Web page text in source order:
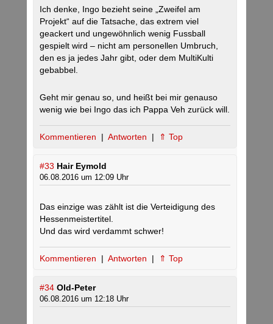
Ich denke, Ingo bezieht seine „Zweifel am
Projekt“ auf die Tatsache, das extrem viel
geackert und ungewöhnlich wenig Fussball
gespielt wird – nicht am personellen Umbruch,
den es ja jedes Jahr gibt, oder dem MultiKulti
gebabbel.
Geht mir genau so, und heißt bei mir genauso
wenig wie bei Ingo das ich Pappa Veh zurück will.
Kommentieren | Antworten | ⇑ Top
#33 Hair Eymold
06.08.2016 um 12:09 Uhr
Das einzige was zählt ist die Verteidigung des
Hessenmeistertitel.
Und das wird verdammt schwer!
Kommentieren | Antworten | ⇑ Top
#34 Old-Peter
06.08.2016 um 12:18 Uhr